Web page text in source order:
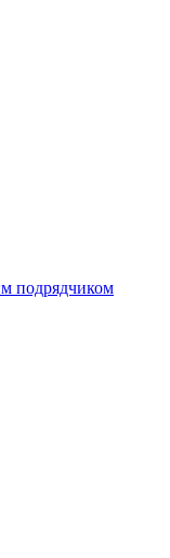
подрядчиком